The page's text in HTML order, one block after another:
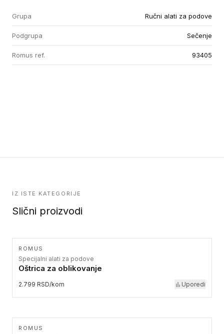
Grupa Ručni alati za podove
Podgrupa Sečenje
Romus ref. 93405
IZ ISTE KATEGORIJE
Slični proizvodi
ROMUS
Specijalni alati za podove
Oštrica za oblikovanje
2.799 RSD/kom Uporedi
ROMUS